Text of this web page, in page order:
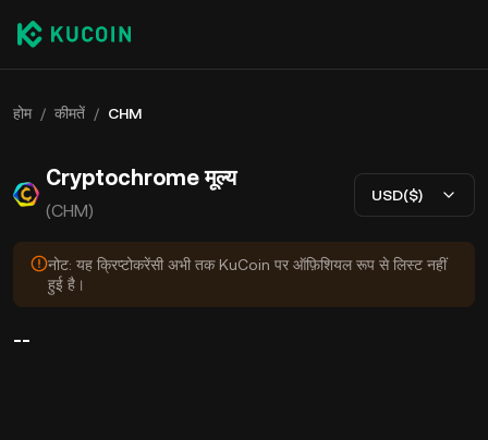
होम / कीमतें / CHM
Cryptochrome मूल्य
(CHM)
USD($)
नोट: यह क्रिप्टोकरेंसी अभी तक KuCoin पर ऑफ़िशियल रूप से लिस्ट नहीं
हुई है।
--